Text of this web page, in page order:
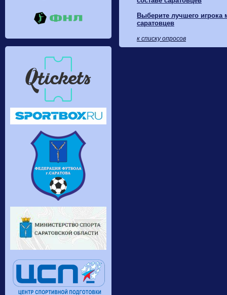
Выберите лучшего игрока
саратовцев
к списку опросов